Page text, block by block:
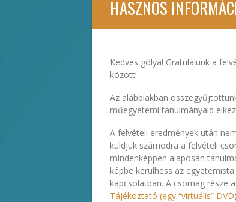
HASZNOS
Kedves gólya! Gratulálunk a
között!
Az alábbiakban
műegyetemi tanulmányaid
A felvételi eredmények után
küldjük számodra a felvételi
mindenképpen alaposan
képbe kerülhess az
kapcsolatban. A csomag része a
Tájékoztató (egy “virtuális” DVD